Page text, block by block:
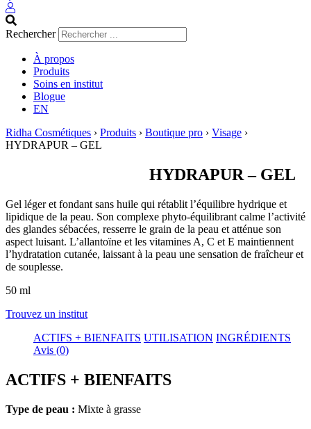
Rechercher
À propos
Produits
Soins en institut
Blogue
EN
Ridha Cosmétiques › Produits › Boutique pro › Visage ›
HYDRAPUR – GEL
HYDRAPUR – GEL
Gel léger et fondant sans huile qui rétablit l’équilibre hydrique et
lipidique de la peau. Son complexe phyto-équilibrant calme l’activité
des glandes sébacées, resserre le grain de la peau et atténue son
aspect luisant. L’allantoïne et les vitamines A, C et E maintiennent
l’hydratation cutanée, laissant à la peau une sensation de fraîcheur et
de souplesse.
50 ml
Trouvez un institut
ACTIFS + BIENFAITS UTILISATION INGRÉDIENTS
Avis (0)
ACTIFS + BIENFAITS
Type de peau : Mixte à grasse